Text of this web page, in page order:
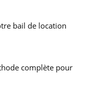
bail de location
complète pour